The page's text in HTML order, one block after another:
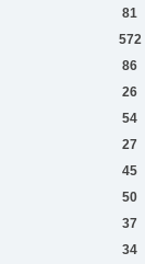
81
572
86
26
54
27
45
50
37
34